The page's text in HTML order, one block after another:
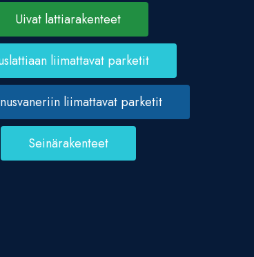
Uivat lattiarakenteet
liimattavat parketit
liimattavat parketit
Seinärakenteet